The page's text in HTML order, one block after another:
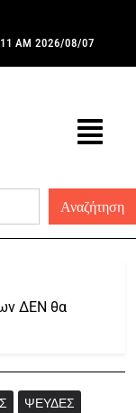
AM 2026/08/07
ΔΕΝ θα
ΨΕΥΔΈΣ